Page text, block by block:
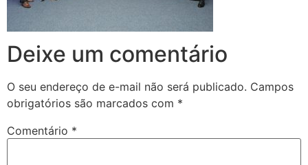
Deixe um comentário
O seu endereço de e-mail não será publicado. Campos
obrigatórios são marcados com *
Comentário *